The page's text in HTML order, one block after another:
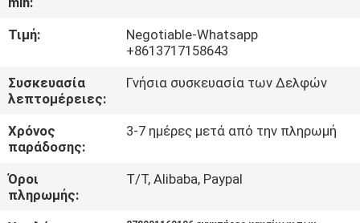
ΕΡΓΟΣΤΆΣΙΟ
ΈΛΕΓΧΟΣ
ΠΟΙΌΤΗΤΑΣ
ΖΗΤΉΣΤΕ
ΜΙΑ
Τιμή:
Negotiable-Whatsapp
+8613717158643
Συσκευασία
λεπτομέρειες:
Γνήσια συσκευασία των Δελφών
Χρόνος
παράδοσης:
3-7 ημέρες μετά από την πληρωμή
Όροι
πληρωμής:
T/T, Alibaba, Paypal